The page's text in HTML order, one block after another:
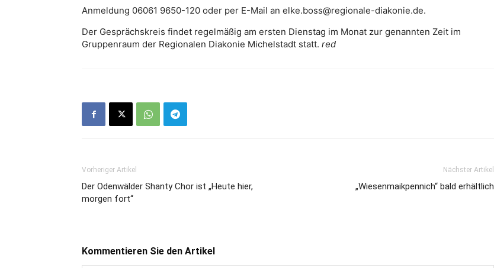
Anmeldung 06061 9650-120 oder per E-Mail an elke.boss@regionale-diakonie.de.
Der Gesprächskreis findet regelmäßig am ersten Dienstag im Monat zur genannten Zeit im
Gruppenraum der Regionalen Diakonie Michelstadt statt. red
Vorheriger Artikel
Der Odenwälder Shanty Chor ist „Heute hier,
morgen fort“
Nächster Artikel
„Wiesenmaikpennich“ bald erhältlich
Kommentieren Sie den Artikel